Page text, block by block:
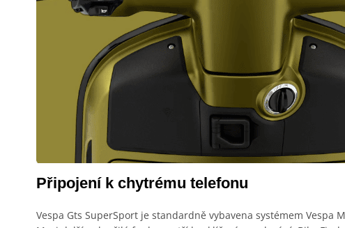
Připojení k chytrému telefonu
Vespa Gts SuperSport je standardně vybavena systémem